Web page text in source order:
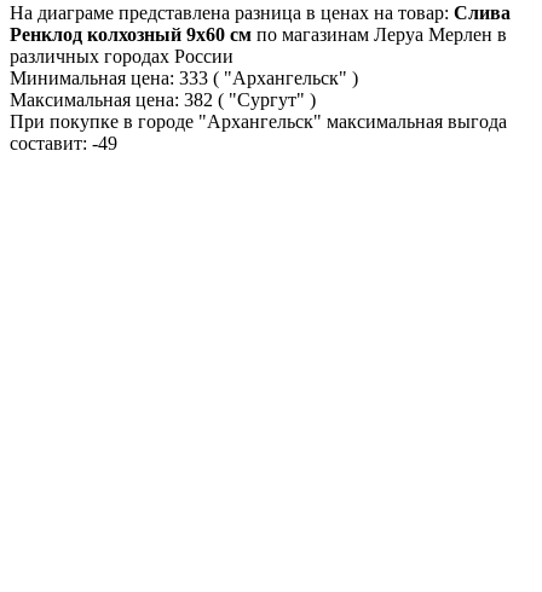
На диаграме представлена разница в ценах на товар: Слива
Ренклод колхозный 9x60 см по магазинам Леруа Мерлен в
различных городах России
Минимальная цена: 333 ( "Архангельск" )
Максимальная цена: 382 ( "Сургут" )
При покупке в городе "Архангельск" максимальная выгода
составит: -49